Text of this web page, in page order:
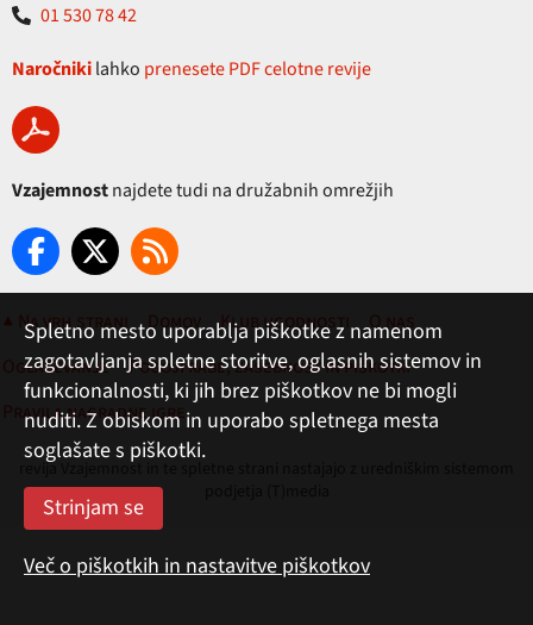
01 530 78 42
Naročnikilahko prenesete PDF celotne revije
Vzajemnostnajdete tudi na družabnih omrežjih
▲ Na vrh strani Domov Klub ugodnosti
O nas
Oglaševanje
Pogoji rabe, zasebnost in piškotki
Pravila nagradne igre
revija Vzajemnost in te spletne strani nastajajo z uredniškim sistemom
Spletno mesto uporablja piškotke z namenom
zagotavljanja spletne storitve, oglasnih sistemov in
funkcionalnosti, ki jih brez piškotkov ne bi mogli
nuditi. Z obiskom in uporabo spletnega mesta
soglašate s piškotki.
Več o piškotkih in nastavitve piškotkov